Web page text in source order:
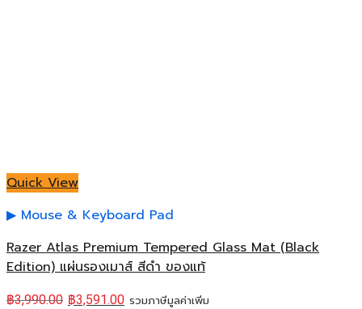
Quick View
Mouse & Keyboard Pad
Razer Atlas Premium Tempered Glass Mat (Black
Edition) แผ่นรองเมาส์ สีดำ ของแท้
฿3,990.00 ฿3,591.00 รวมภาษีมูลค่าเพิ่ม